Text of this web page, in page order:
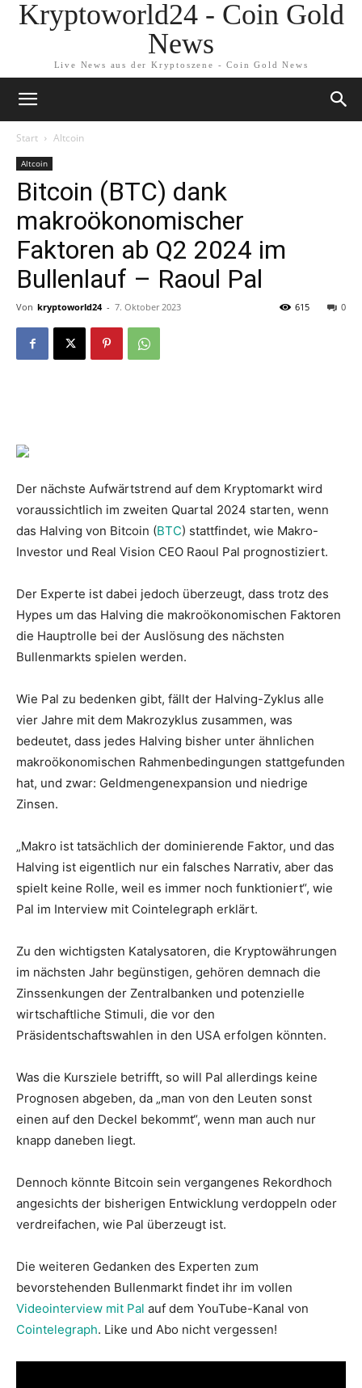
Kryptoworld24 - Coin Gold
News
Live News aus der Kryptoszene - Coin Gold News
Start Altcoin
Altcoin
Bitcoin (BTC) dank
makroökonomischer
Faktoren ab Q2 2024 im
Bullenlauf – Raoul Pal
Von kryptoworld24 - 7. Oktober 2023 0
615
Der nächste Aufwärtstrend auf dem Kryptomarkt wird
voraussichtlich im zweiten Quartal 2024 starten, wenn
das Halving von Bitcoin (BTC) stattfindet, wie Makro-
Investor und Real Vision CEO Raoul Pal prognostiziert.
Der Experte ist dabei jedoch überzeugt, dass trotz des
Hypes um das Halving die makroökonomischen Faktoren
die Hauptrolle bei der Auslösung des nächsten
Bullenmarkts spielen werden.
Wie Pal zu bedenken gibt, fällt der Halving-Zyklus alle
vier Jahre mit dem Makrozyklus zusammen, was
bedeutet, dass jedes Halving bisher unter ähnlichen
makroökonomischen Rahmenbedingungen stattgefunden
hat, und zwar: Geldmengenexpansion und niedrige
Zinsen.
„Makro ist tatsächlich der dominierende Faktor, und das
Halving ist eigentlich nur ein falsches Narrativ, aber das
spielt keine Rolle, weil es immer noch funktioniert“, wie
Pal im Interview mit Cointelegraph erklärt.
Zu den wichtigsten Katalysatoren, die Kryptowährungen
im nächsten Jahr begünstigen, gehören demnach die
Zinssenkungen der Zentralbanken und potenzielle
wirtschaftliche Stimuli, die vor den
Präsidentschaftswahlen in den USA erfolgen könnten.
Was die Kursziele betrifft, so will Pal allerdings keine
Prognosen abgeben, da „man von den Leuten sonst
einen auf den Deckel bekommt“, wenn man auch nur
knapp daneben liegt.
Dennoch könnte Bitcoin sein vergangenes Rekordhoch
angesichts der bisherigen Entwicklung verdoppeln oder
verdreifachen, wie Pal überzeugt ist.
Die weiteren Gedanken des Experten zum
bevorstehenden Bullenmarkt findet ihr im vollen
Videointerview mit Pal auf dem YouTube-Kanal von
Cointelegraph. Like und Abo nicht vergessen!